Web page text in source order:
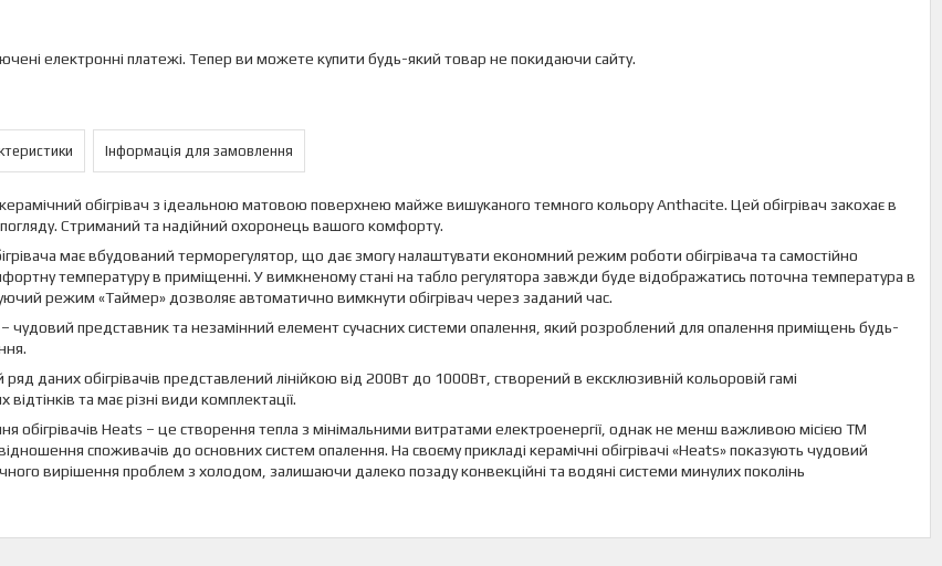
електронні платежі. Тепер ви можете купити будь-який товар не покидаючи сайту.
Інформація для замовлення
обігрівач з ідеальною матовою поверхнею майже вишуканого темного кольору Anthacite. Цей обігрівач закохає в
Стриманий та надійний охоронець вашого комфорту.
має вбудований терморегулятор, що дає змогу налаштувати економний режим роботи обігрівача та самостійно
температуру в приміщенні. У вимкненому стані на табло регулятора завжди буде відображатись поточна температура в
режим «Таймер» дозволяє автоматично вимкнути обігрівач через заданий час.
– чудовий представник та незамінний елемент сучасних системи опалення, який розроблений для опалення приміщень будь-
даних обігрівачів представлений лінійкою від 200Вт до 1000Вт, створений в ексклюзивній кольоровій гамі
відтінків та має різні види комплектації.
обігрівачів Heats – це створення тепла з мінімальними витратами електроенергії, однак не менш важливою місією ТМ
споживачів до основних систем опалення. На своєму прикладі керамічні обігрівачі «Heats» показують чудовий
вирішення проблем з холодом, залишаючи далеко позаду конвекційні та водяні системи минулих поколінь